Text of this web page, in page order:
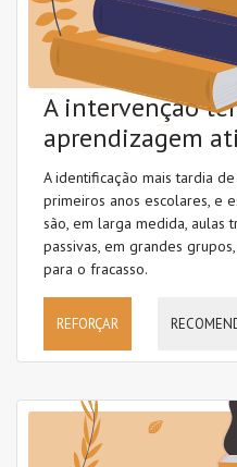
A intervenção
aprendizagem
A identificação mais tardia
primeiros anos escolares, e
são, em larga medida, aulas
passivas, em grandes
para o fracasso.
REFORÇAR